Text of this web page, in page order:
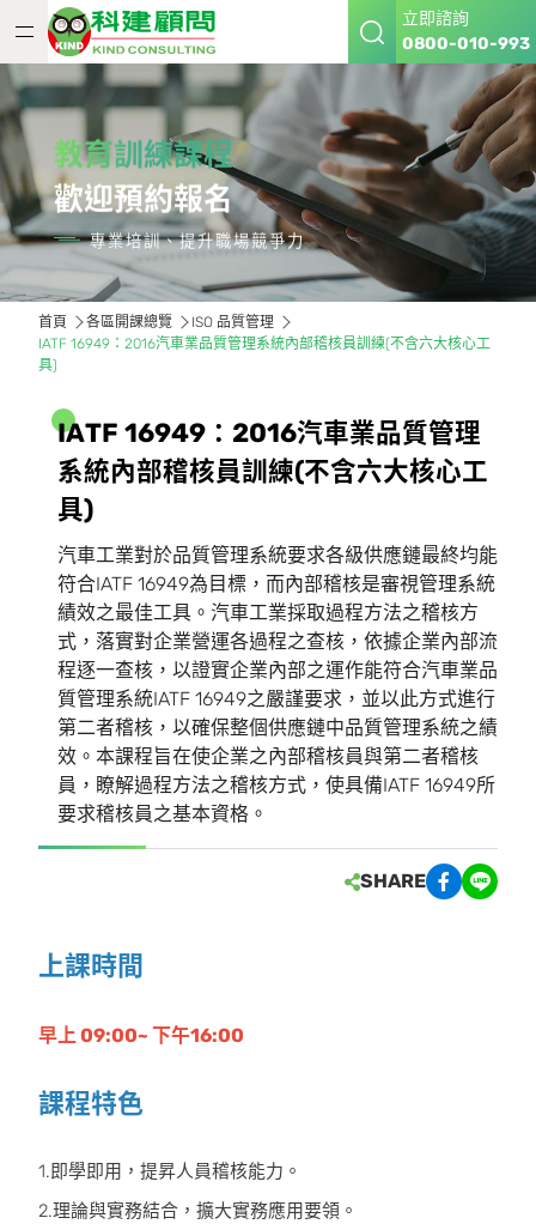
立即諮詢
0800-010-993
教育訓練課程
歡迎預約報名
專業培訓、提升職場競爭力
首頁 各區開課總覽
ISO 品質管理
IATF 16949：2016汽車業品質管理系統內部稽核員訓練(不含六大核心工
具)
IATF 16949 ： 2016汽車業品質管理
系統內部稽核員訓 練(不含六大核心工
具)
汽車工業對於品質管理系統要求各級供應鏈最終均能
符合IATF 16949為目標，而內部稽核是審視管理系統
績效之最佳工具。汽車工業採取過程方法之稽核方
式，落實對企業營運各過程之查核，依據企業內部流
程逐一查核，以證實企業內部之運作能符合汽車業品
質管理系統IATF 16949之嚴謹要求，並以此方式進行
第二者稽核，以確保整個供應鏈中品質管理系統之績
效。本課程旨在使企業之內部稽核員與第二者稽核
員，瞭解過程方法之稽核方式，使具備IATF 16949所
要求稽核員之基本資格。
SHARE
上課時間
早上 09:00~ 下午16:00
課程特色
1.即學即用，提昇人員稽核能力。
2.理論與實務結合，擴大實務應用要領。